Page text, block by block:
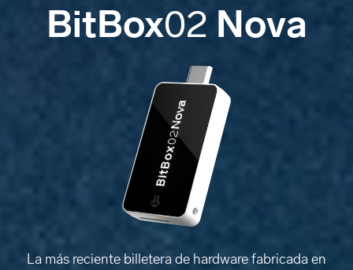
BitBox02 Nova
La más reciente billetera de hardware fabricada en